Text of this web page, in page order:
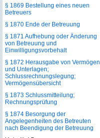
§ 1869 Bestellung eines neuen
Betreuers
§ 1870 Ende der Betreuung
§ 1871 Aufhebung oder Änderung
von Betreuung und
Einwilligungsvorbehalt
§ 1872 Herausgabe von Vermögen
und Unterlagen;
Schlussrechnungslegung;
Vermögensübersicht
§ 1873 Schlussmitteilung;
Rechnungsprüfung
§ 1874 Besorgung der
Angelegenheiten des Betreuten
nach Beendigung der Betreuung